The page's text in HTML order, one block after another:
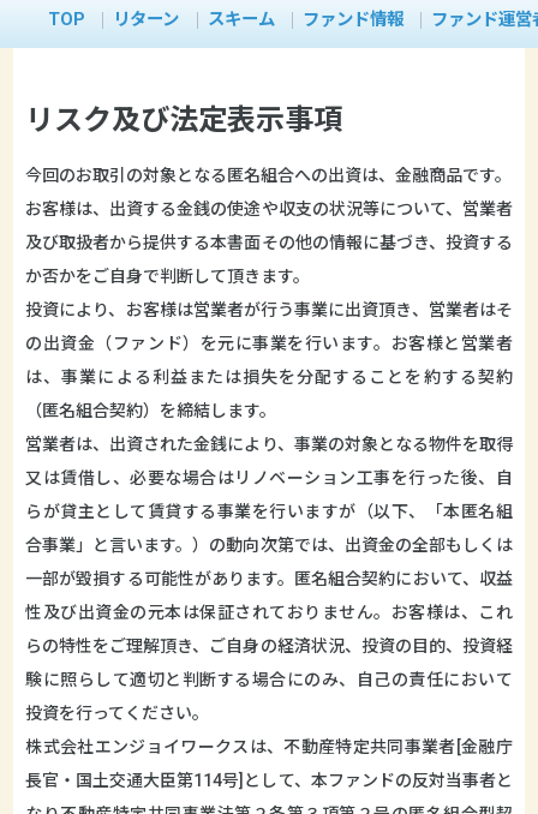
TOP リターン スキーム ファンド情報 ファンド運営
リスク及び法定表示事項
今回のお取引の対象となる匿名組合への出資は、金融商品です。
お客様は、出資する金銭の使途や収支の状況等について、営業者
及び取扱者から提供する本書面その他の情報に基づき、投資する
か否かをご自身で判断して頂きます。
投資により、お客様は営業者が行う事業に出資頂き、営業者はそ
の出資金（ファンド）を元に事業を行います。お客様と営業者
は、事業による利益または損失を分配することを約する契約
（匿名組合契約）を締結します。
営業者は、出資された金銭により、事業の対象となる物件を取得
又は賃借し、必要な場合はリノベーション工事を行った後、自
らが貸主として賃貸する事業を行いますが（以下、「本匿名組
合事業」と言います。）の動向次第では、出資金の全部もしくは
一部が毀損する可能性があります。匿名組合契約において、収益
性及び出資金の元本は保証されておりません。お客様は、これ
らの特性をご理解頂き、ご自身の経済状況、投資の目的、投資経
験に照らして適切と判断する場合にのみ、自己の責任において
投資を行ってください。
株式会社エンジョイワークスは、不動産特定共同事業者[金融庁
長官・国土交通大臣第114号]として、本ファンドの反対当事者と